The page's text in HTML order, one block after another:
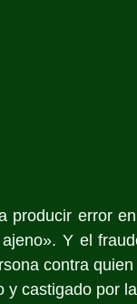
producir error
Y el
contra
y castigado por